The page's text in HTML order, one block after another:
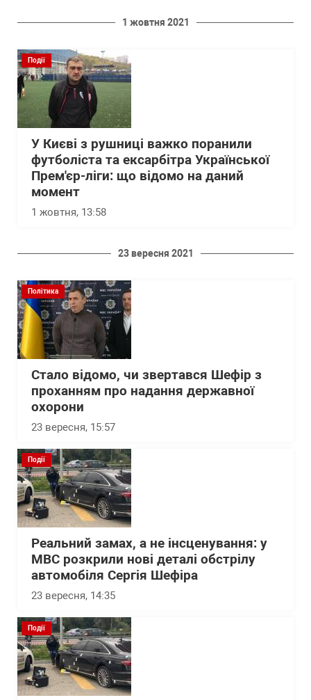
1 жовтня 2021
Події
У Києві з рушниці важко поранили
футболіста та ексарбітра Української
Прем'єр-ліги: що відомо на даний
момент
1 жовтня, 13:58
23 вересня 2021
Політика
Стало відомо, чи звертався Шефір з
проханням про надання державної
охорони
23 вересня, 15:57
Події
Реальний замах, а не інсценування: у
МВС розкрили нові деталі обстрілу
автомобіля Сергія Шефіра
23 вересня, 14:35
Події